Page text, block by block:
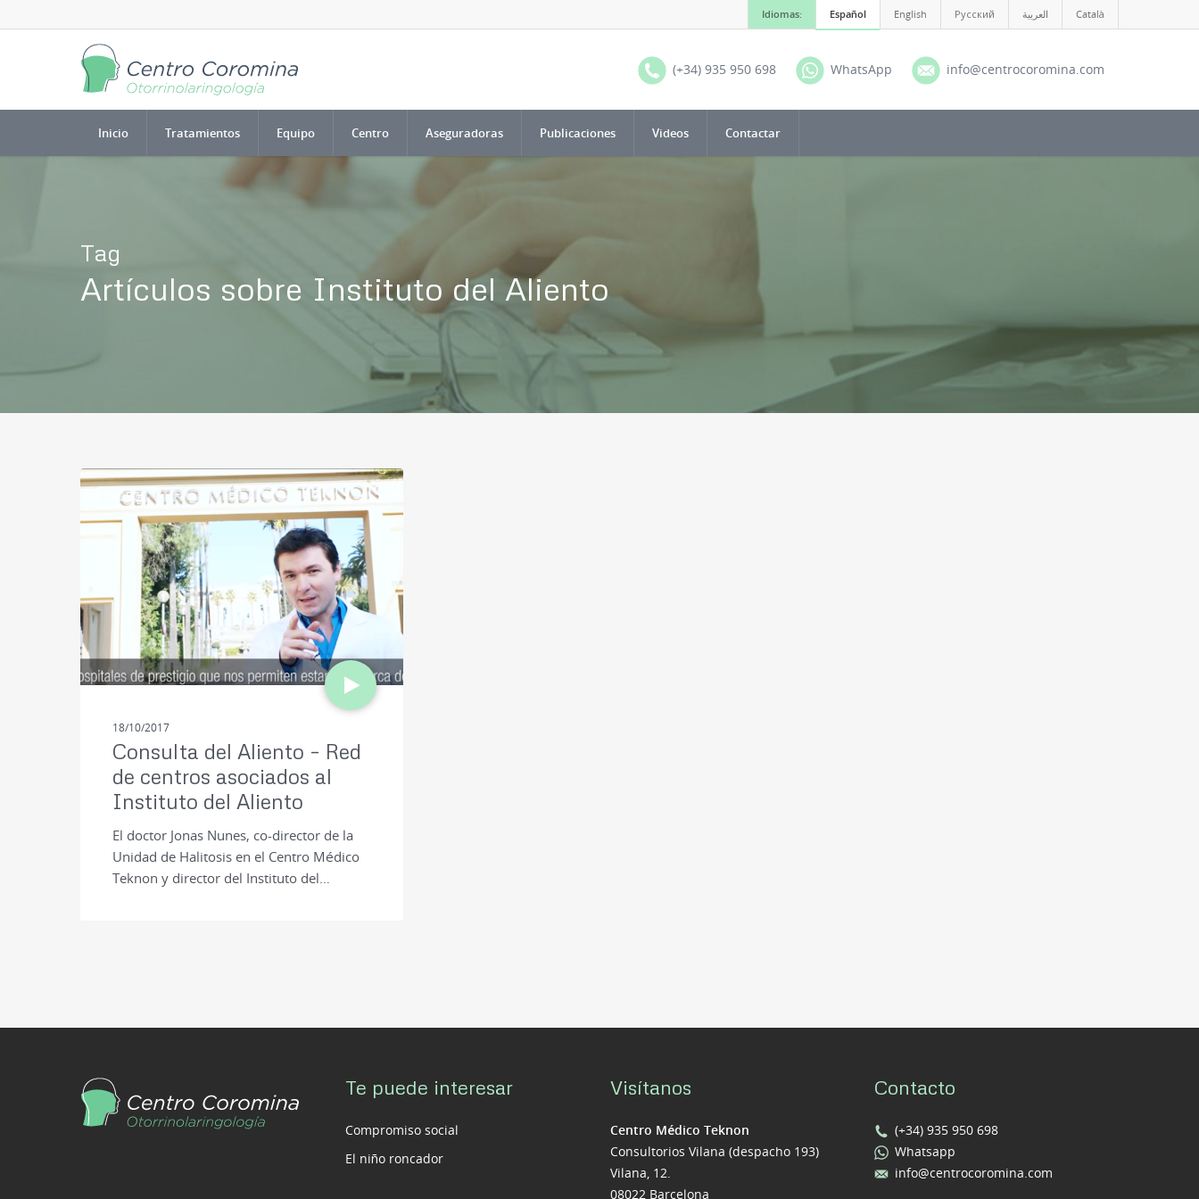
Idiomas: Español English Русский العربية Català
(+34) 935 950 698 WhatsApp info@centrocoromina.com
Inicio Tratamientos Equipo Centro Aseguradoras Publicaciones Videos Contactar
Tag
Artículos sobre Instituto del Aliento
VIDEOS
18/10/2017
Consulta del Aliento – Red
de centros asociados al
Instituto del Aliento
El doctor Jonas Nunes, co-director de la
Unidad de Halitosis en el Centro Médico
Teknon y director del Instituto del…
Te puede interesar
Compromiso social
El niño roncador
Visítanos
Centro Médico Teknon
Consultorios Vilana (despacho 193)
Vilana, 12.
08022 Barcelona
Contacto
(+34) 935 950 698
Whatsapp
info@centrocoromina.com